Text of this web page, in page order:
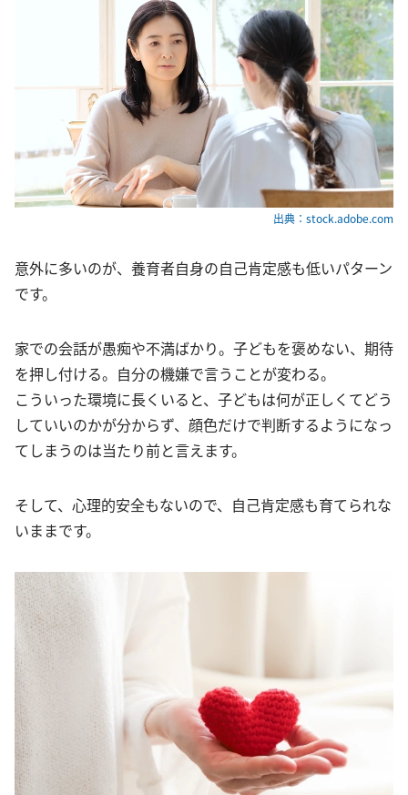
出典：stock.adobe.com
意外に多いのが、養育者自身の自己肯定感も低いパターン
です。
家での会話が愚痴や不満ばかり。子どもを褒めない、期待
を押し付ける。自分の機嫌で言うことが変わる。
こういった環境に長くいると、子どもは何が正しくてどう
していいのかが分からず、顔色だけで判断するようになっ
てしまうのは当たり前と言えます。
そして、心理的安全もないので、自己肯定感も育てられな
いままです。